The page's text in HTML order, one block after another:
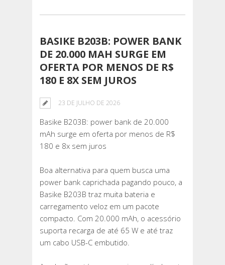
BASIKE B203B: POWER BANK
DE 20.000 MAH SURGE EM
OFERTA POR MENOS DE R$
180 E 8X SEM JUROS
23 DE JULHO DE 2026
Basike B203B: power bank de 20.000
mAh surge em oferta por menos de R$
180 e 8x sem juros
Boa alternativa para quem busca uma
power bank caprichada pagando pouco, a
Basike B203B traz muita bateria e
carregamento veloz em um pacote
compacto. Com 20.000 mAh, o acessório
suporta recarga de até 65 W e até traz
um cabo USB-C embutido.